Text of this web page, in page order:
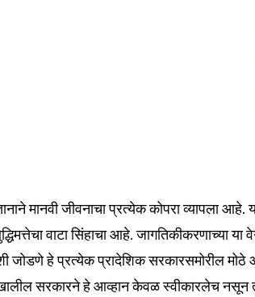
मानवी जीवनाचा प्रत्येक कोपरा व्यापला
वाटा सिंहाचा आहे. जागतिकीकरणाच्या या
जोडणे हे प्रत्येक प्रादेशिक सरकारसमोरील मोठे
सरकारने हे आव्हान केवळ स्वीकारलेच नसून